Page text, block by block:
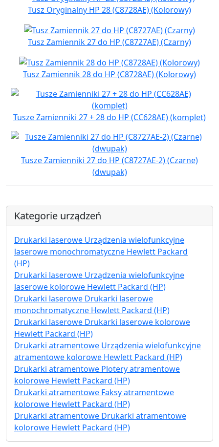
Tusz Oryginalny HP 28 (C8728AE) (Kolorowy)
Tusz Zamiennik 27 do HP (C8727AE) (Czarny)
Tusz Zamiennik 28 do HP (C8728AE) (Kolorowy)
Tusze Zamienniki 27 + 28 do HP (CC628AE) (komplet)
Tusze Zamienniki 27 do HP (C8727AE-2) (Czarne)
(dwupak)
Kategorie urządzeń
Drukarki laserowe Urządzenia wielofunkcyjne
laserowe monochromatyczne Hewlett Packard
(HP)
Drukarki laserowe Urządzenia wielofunkcyjne
laserowe kolorowe Hewlett Packard (HP)
Drukarki laserowe Drukarki laserowe
monochromatyczne Hewlett Packard (HP)
Drukarki laserowe Drukarki laserowe kolorowe
Hewlett Packard (HP)
Drukarki atramentowe Urządzenia wielofunkcyjne
atramentowe kolorowe Hewlett Packard (HP)
Drukarki atramentowe Plotery atramentowe
kolorowe Hewlett Packard (HP)
Drukarki atramentowe Faksy atramentowe
kolorowe Hewlett Packard (HP)
Drukarki atramentowe Drukarki atramentowe
kolorowe Hewlett Packard (HP)